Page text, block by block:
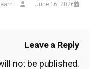
June 16, 2026
Leave a Reply
not be published.